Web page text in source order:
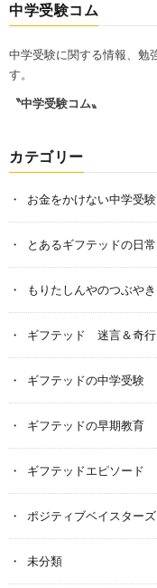
中学受験コム
中学受験に関する情報、勉
す。
〝中学受験コム〟
カテゴリー
お金をかけない中学受験
とあるギフテッドの日常
もりたしんやのつぶや
ギフテッド 迷言＆奇行
ギフテッドの中学受験
ギフテッドの早期教育
ギフテッドエピソード
ポジティブベイスターズ
未分類